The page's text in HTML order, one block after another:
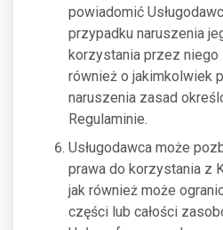
powiadomić
przypadku naruszenia
korzystania przez niego
również o jakimkolwiek
naruszenia zasad
Regulaminie.
Usługodawca może
prawa do korzystania z
jak również może
części lub całości